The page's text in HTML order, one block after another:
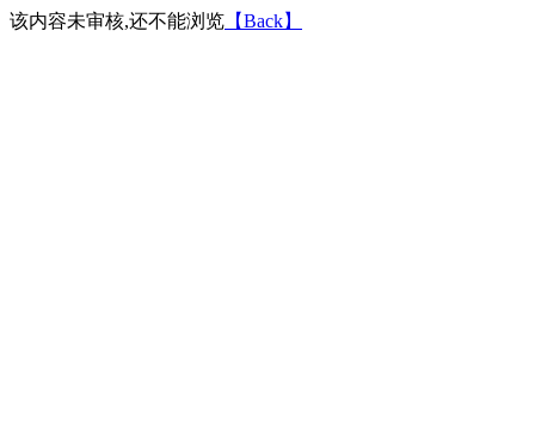
该内容未审核,还不能浏览 【Back】